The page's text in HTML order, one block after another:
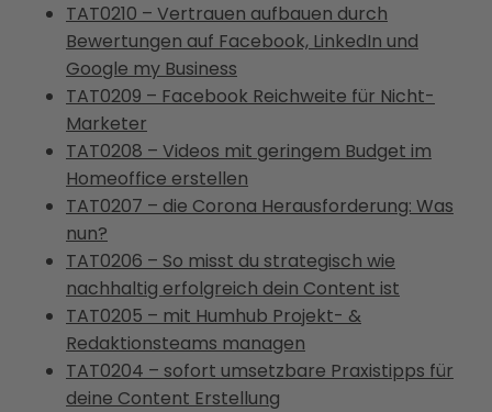
TAT0210 – Vertrauen aufbauen durch
Bewertungen auf Facebook, LinkedIn und
Google my Business
TAT0209 – Facebook Reichweite für Nicht-
Marketer
TAT0208 – Videos mit geringem Budget im
Homeoffice erstellen
TAT0207 – die Corona Herausforderung: Was
nun?
TAT0206 – So misst du strategisch wie
nachhaltig erfolgreich dein Content ist
TAT0205 – mit Humhub Projekt- &
Redaktionsteams managen
TAT0204 – sofort umsetzbare Praxistipps für
deine Content Erstellung